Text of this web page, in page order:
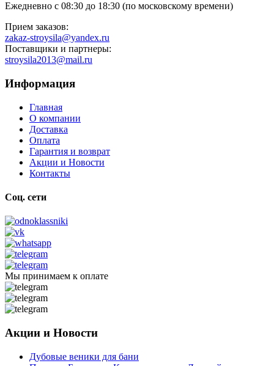
Ежедневно с 08:30 до 18:30 (по московскому времени)
Прием заказов:
zakaz-stroysila@yandex.ru
Поставщики и партнеры:
stroysila2013@mail.ru
Информация
Главная
О компании
Доставка
Оплата
Гарантия и возврат
Акции и Новости
Контакты
Соц. сети
Мы принимаем к оплате
Акции и Новости
Дубовые веники для бани